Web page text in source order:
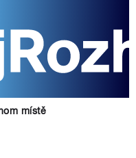
místě